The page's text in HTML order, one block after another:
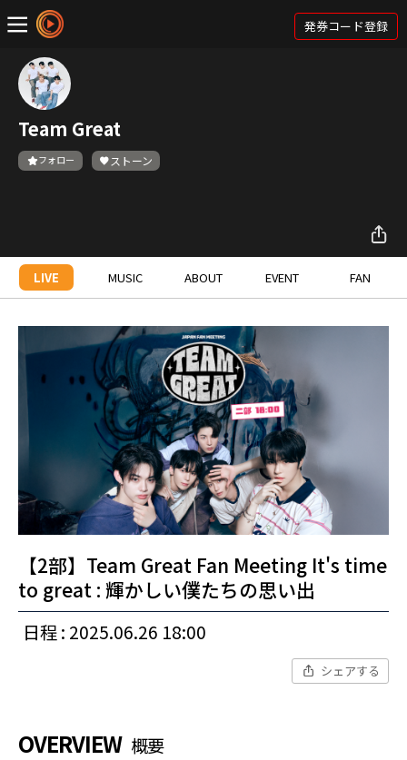
発券コード登録
Team Great
フォロー ストーン
LIVE MUSIC ABOUT EVENT FAN
【2部】Team Great Fan Meeting It's time
to great : 輝かしい僕たちの思い出
日程 : 2025.06.26 18:00
シェアする
OVERVIEW 概要